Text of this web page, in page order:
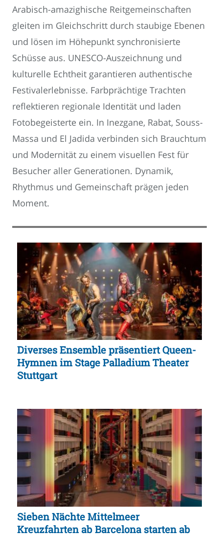
Arabisch-amazighische Reitgemeinschaften
gleiten im Gleichschritt durch staubige Ebenen
und lösen im Höhepunkt synchronisierte
Schüsse aus. UNESCO-Auszeichnung und
kulturelle Echtheit garantieren authentische
Festivalerlebnisse. Farbprächtige Trachten
reflektieren regionale Identität und laden
Fotobegeisterte ein. In Inezgane, Rabat, Souss-
Massa und El Jadida verbinden sich Brauchtum
und Modernität zu einem visuellen Fest für
Besucher aller Generationen. Dynamik,
Rhythmus und Gemeinschaft prägen jeden
Moment.
Diverses Ensemble präsentiert Queen-
Hymnen im Stage Palladium Theater
Stuttgart
Sieben Nächte Mittelmeer
Kreuzfahrten ab Barcelona starten ab